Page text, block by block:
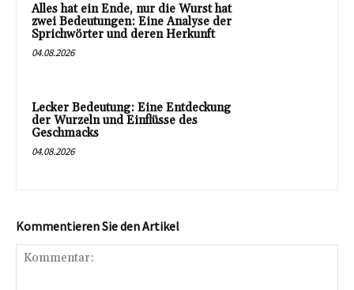
Alles hat ein Ende, nur die Wurst hat
zwei Bedeutungen: Eine Analyse der
Sprichwörter und deren Herkunft
04.08.2026
Lecker Bedeutung: Eine Entdeckung
der Wurzeln und Einflüsse des
Geschmacks
04.08.2026
Kommentieren Sie den Artikel